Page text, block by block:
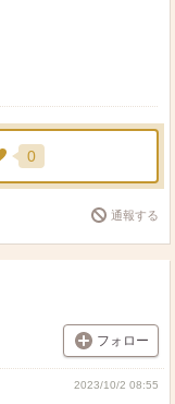
0
通報する
フォロー
2023/10/2 08:55